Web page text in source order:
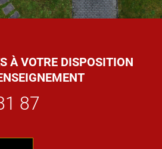
À VOTRE DISPOSITION
87